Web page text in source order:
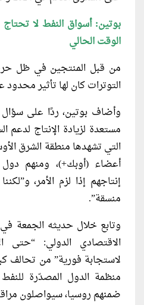
بوتين: أسواق النفط لا
الوقت الحالي
من قبل المنتجين في ظل
التوترات كان لها تأثير محدود
وأضاف بوتين، ردًا على
مستعدة لزيادة الإنتاج
التي تشهدها منطقة الشرق
أعضاء (أوبك+)، ومنهم دول
إنتاجهم إذا لزم الأمر،
منسقة”.
وتابع خلال حديثه الجمعة
الاقتصادي الدولي:
لاستجابة فورية” من تحالف
منظمة الدول المصدّرة
ضمنهم روسيا، سيواصلون